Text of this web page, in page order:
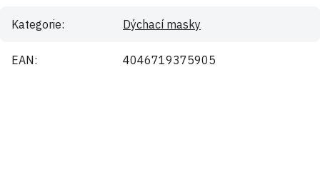
Kategorie: Dýchací masky
EAN: 4046719375905